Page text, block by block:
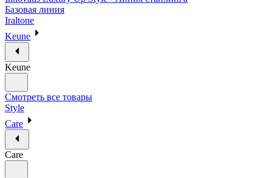
Базовая линия
Iraltone
Keune
Keune
Смотреть все товары
Style
Care
Care